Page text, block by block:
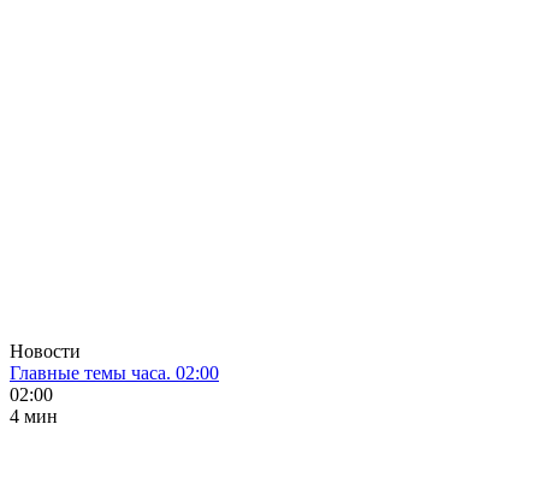
Новости
Главные темы часа. 02:00
02:00
4 мин